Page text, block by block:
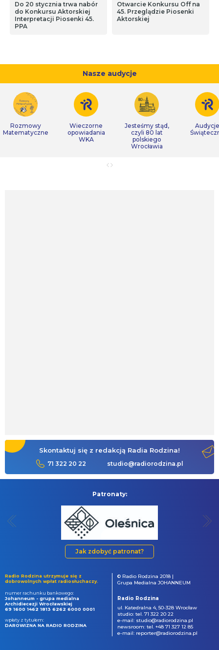
Do 20 stycznia trwa nabór
do Konkursu Aktorskiej
Interpretacji Piosenki 45.
PPA
Otwarcie Konkursu Off na
45. Przeglądzie Piosenki
Aktorskiej
Nasze audycje
Rozmowy
Matematyczne
Wieczorne
opowiadania
WKA
Jesteśmy stąd,
czyli 80 lat
polskiego
Wrocławia
Audycje
Skontaktuj się z redakcją Radia Rodzina!
71 322 20 22 studio@radiorodzina.pl
Patronaty:
Jak zdobyć patronat?
Radio Rodzina utrzymuje się z
dobrowolnych wpłat radiosłuchaczy.
numer rachunku bankowego:
Johanneum - grupa medialna
Archidiecezji Wrocławskiej
69 1600 1462 1813 6262 6000 0001
wpłaty z tytułem:
DAROWIZNA NA RADIO RODZINA
© Radio Rodzina 2018 |
Grupa Medialna JOHANNEUM
Radio Rodzina
ul. Katedralna 4, 50-328 Wrocław
studio: tel. 71 322 20 22
e-mail: studio@radiorodzina.pl
newsroom: tel. +48 71 327 12 85
e-mail: reporter@radiorodzina.pl